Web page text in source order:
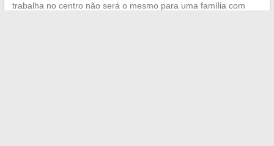
trabalha no centro não será o mesmo para uma família com